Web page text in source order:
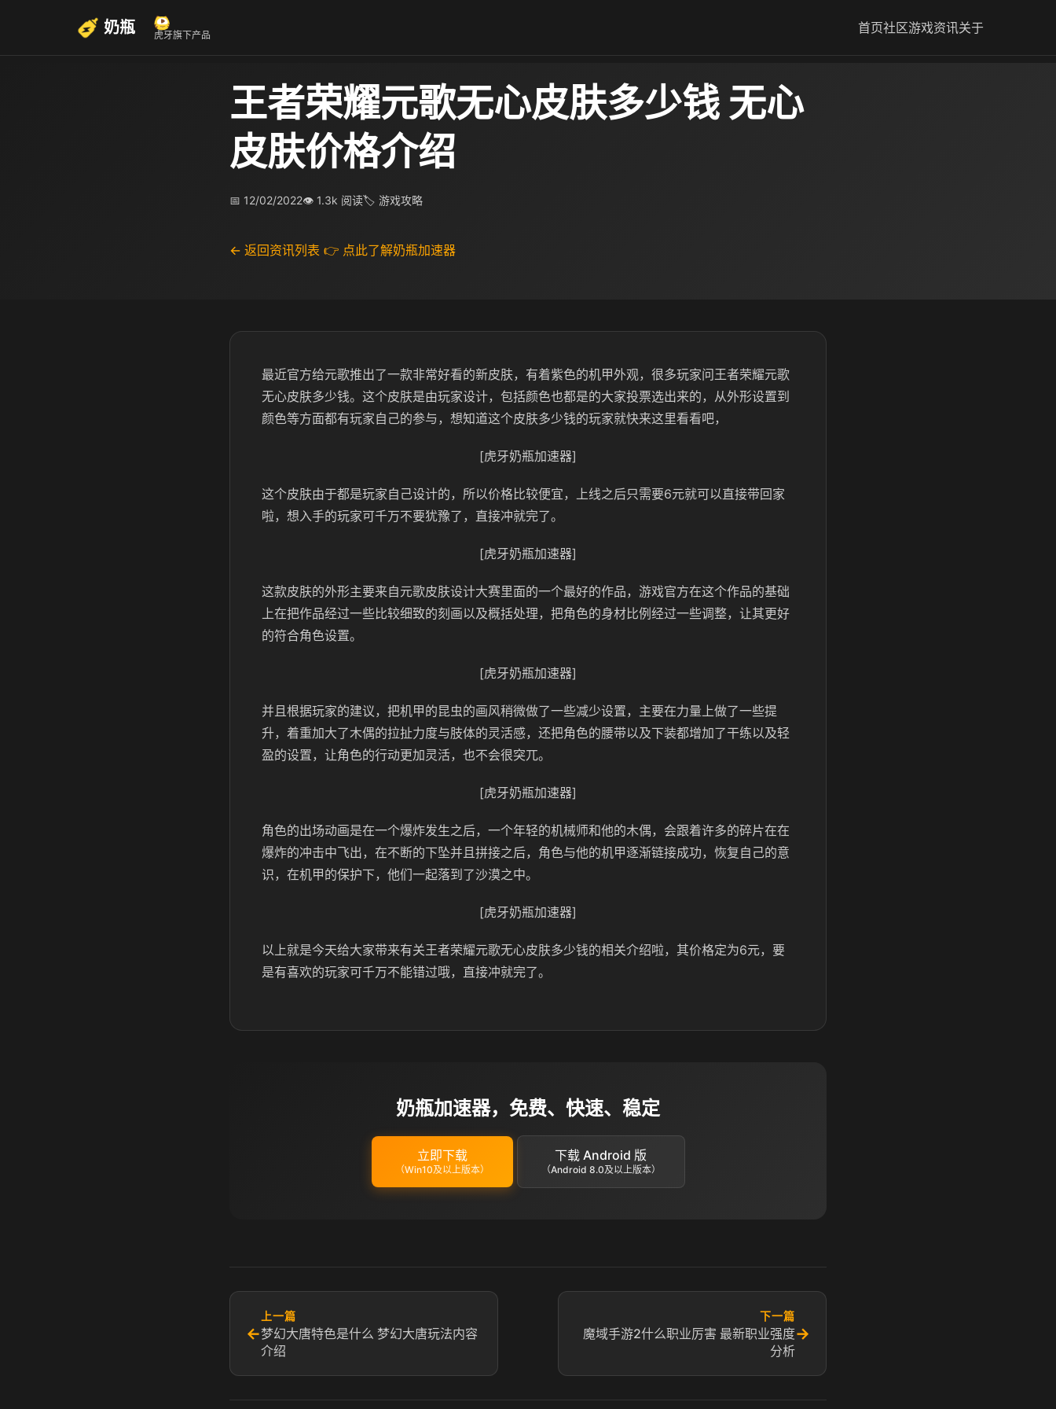
奶瓶 虎牙旗下产品 首页社区游戏资讯关于
王者荣耀元歌无心皮肤多少钱 无心
皮肤价格介绍
📅 12/02/2022👁 1.3k 阅读🏷 游戏攻略
← 返回资讯列表 👉 点此了解奶瓶加速器
最近官方给元歌推出了一款非常好看的新皮肤，有着紫色的机甲外观，很多玩家问王者荣耀元歌
无心皮肤多少钱。这个皮肤是由玩家设计，包括颜色也都是的大家投票选出来的，从外形设置到
颜色等方面都有玩家自己的参与，想知道这个皮肤多少钱的玩家就快来这里看看吧，
[虎牙奶瓶加速器]
这个皮肤由于都是玩家自己设计的，所以价格比较便宜，上线之后只需要6元就可以直接带回家
啦，想入手的玩家可千万不要犹豫了，直接冲就完了。
[虎牙奶瓶加速器]
这款皮肤的外形主要来自元歌皮肤设计大赛里面的一个最好的作品，游戏官方在这个作品的基础
上在把作品经过一些比较细致的刻画以及概括处理，把角色的身材比例经过一些调整，让其更好
的符合角色设置。
[虎牙奶瓶加速器]
并且根据玩家的建议，把机甲的昆虫的画风稍微做了一些减少设置，主要在力量上做了一些提
升，着重加大了木偶的拉扯力度与肢体的灵活感，还把角色的腰带以及下装都增加了干练以及轻
盈的设置，让角色的行动更加灵活，也不会很突兀。
[虎牙奶瓶加速器]
角色的出场动画是在一个爆炸发生之后，一个年轻的机械师和他的木偶，会跟着许多的碎片在在
爆炸的冲击中飞出，在不断的下坠并且拼接之后，角色与他的机甲逐渐链接成功，恢复自己的意
识，在机甲的保护下，他们一起落到了沙漠之中。
[虎牙奶瓶加速器]
以上就是今天给大家带来有关王者荣耀元歌无心皮肤多少钱的相关介绍啦，其价格定为6元，要
是有喜欢的玩家可千万不能错过哦，直接冲就完了。
奶瓶加速器，免费、快速、稳定
立即下载
（Win10及以上版本）
下载 Android 版
（Android 8.0及以上版本）
←
上一篇
梦幻大唐特色是什么 梦幻大唐玩法内容
介绍
下一篇
魔域手游2什么职业厉害 最新职业强度
分析
→